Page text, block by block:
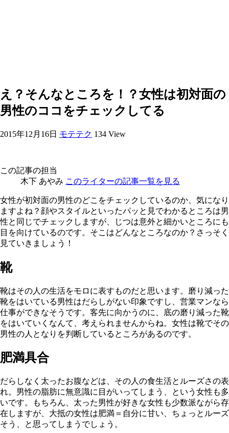
え？そんなところを！？女性は初対面の
男性のココをチェックしてる
2015年12月16日 モテテク 134 View
この記事の担当
木下 あやみ このライターの記事一覧を見る
女性が初対面の男性のどこをチェックしているのか、気になり
ますよね？顔やスタイルといったパッと見でわかるところは男
性と同じでチェックしますが、じつは意外と細かいところにも
目を向けているのです。そこはどんなところなのか？さっそく
見ていきましょう！
靴
靴はその人の生活をモロに表すものだと思います。磨り減った
靴をはいている男性はだらしがない印象ですし、営業マンなら
仕事ができなそうです。客先に向かうのに、底の磨り減った靴
をはいていくなんて、考えられませんからね。女性は靴でその
男性の人となりを判断しているところがあるのです。
肥満具合
だらしなく太ったお腹などは、その人の食生活とルーズさの表
れ。男性の脂肪に無意識に目がいってしまう、という女性も多
いです。もちろん、太った男性が好きな女性も少数派ながら存
在しますが、大抵の女性は肥満＝自分に甘い、ちょっとルーズ
そう、と思ってしまうでしょう。